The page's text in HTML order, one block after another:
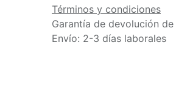
Términos y condiciones
Garantía de devolución
Envío: 2-3 días laborales